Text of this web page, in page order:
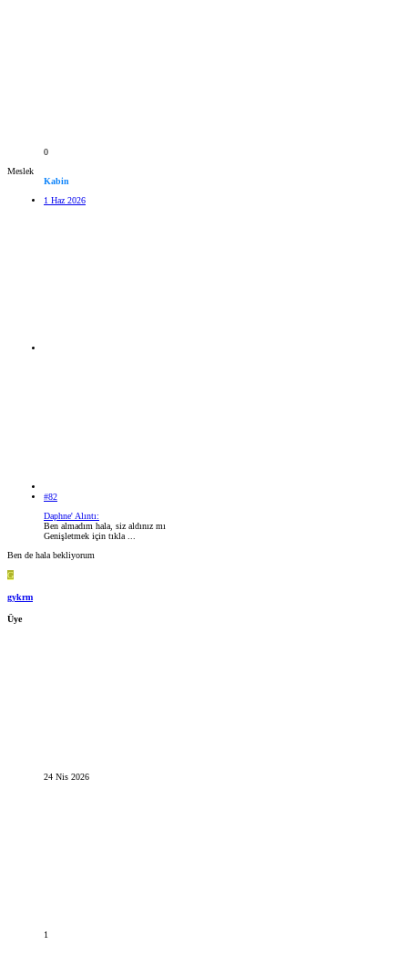
0
Meslek
Kabin
1 Haz 2026
#82
Daphne' Alıntı:
Ben almadım hala, siz aldınız mı
Genişletmek için tıkla ...
Ben de hala bekliyorum
G
gykrm
Üye
24 Nis 2026
1